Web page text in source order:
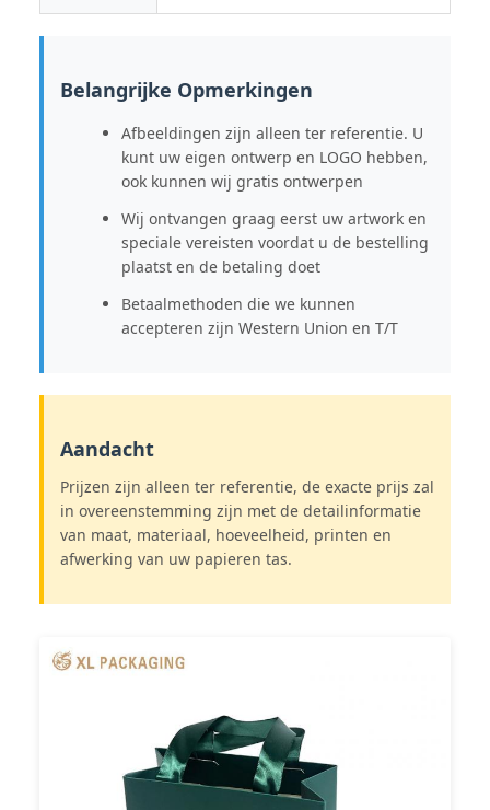
Belangrijke Opmerkingen
Afbeeldingen zijn alleen ter referentie. U
kunt uw eigen ontwerp en LOGO hebben,
ook kunnen wij gratis ontwerpen
Wij ontvangen graag eerst uw artwork en
speciale vereisten voordat u de bestelling
plaatst en de betaling doet
Betaalmethoden die we kunnen
accepteren zijn Western Union en T/T
Aandacht
Prijzen zijn alleen ter referentie, de exacte prijs zal
in overeenstemming zijn met de detailinformatie
van maat, materiaal, hoeveelheid, printen en
afwerking van uw papieren tas.